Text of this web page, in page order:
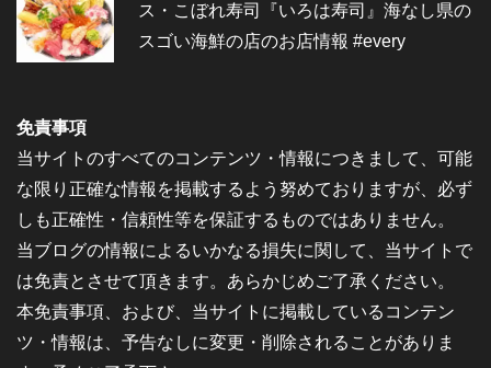
ス・こぼれ寿司『いろは寿司』海なし県の
スゴい海鮮の店のお店情報 #every
免責事項
当サイトのすべてのコンテンツ・情報につきまして、可能
な限り正確な情報を掲載するよう努めておりますが、必ず
しも正確性・信頼性等を保証するものではありません。
当ブログの情報によるいかなる損失に関して、当サイトで
は免責とさせて頂きます。あらかじめご了承ください。
本免責事項、および、当サイトに掲載しているコンテン
ツ・情報は、予告なしに変更・削除されることがありま